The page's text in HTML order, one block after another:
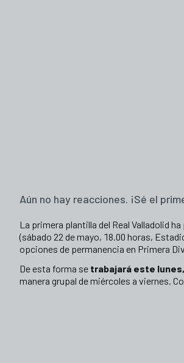
Aún no hay reacciones. ¡Sé el
La primera plantilla del Real Valladolid
(sábado 22 de mayo, 18.00 horas,
opciones de permanencia en Primera
De esta forma se trabajará este
manera grupal de miércoles a viernes.